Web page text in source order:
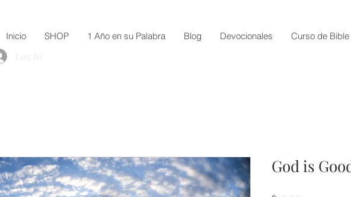
Inicio SHOP 1 Año en su Palabra Blog Devocionales Curso de
Log In
God is